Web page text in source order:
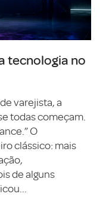
tecnologia no
varejista, a
todas começam.
O
clássico: mais
de alguns